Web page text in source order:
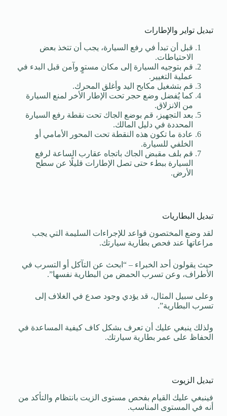
تبديل تواير والإطارات
قبل أن تبدأ في رفع السيارة، يجب أن تتخذ بعض
الاحتياطات.
قم بتوجيه السيارة إلى مكان مستوٍ وآمن قبل البدء في
عملية التغيير.
قم بتشغيل مكابح اليد وأغلق المحرك.
كما يُفضل وضع حجر تحت الإطار الأخر لمنع السيارة
من الانزلاق.
بعد التجهيز، قم بوضع الجاك تحت نقطة رفع السيارة
المحددة في دليل المالك.
عادة ما تكون هذه النقطة تحت المحور الأمامي أو
الخلفي للسيارة.
قم بلف مقبض الجاك باتجاه عقارب الساعة لرفع
السيارة ببطء حتى تصل الإطارات قليلًا عن سطح
الأرض.
تبديل البطاريات
لقد وضع المختصون قواعد للإجراءات السليمة التي يجب
مراعاتها عند فحص بطارية سيارتك.
حيث يقولون أحد الخبراء – “ابحث عن التآكل أو التسرب في
الأطراف، وعن تسرب الحمض من البطارية نفسها”.
وعلى سبيل المثال، قد يؤدي وجود صدع في الغلاف إلى
تسرب البطارية”.
ولذلك ينبغي عليك أن تعرف بشكل كاف كيفية المساعدة في
الحفاظ على عمر بطارية سيارتك.
تبديل الزيوت
فينبغي عليك القيام بفحص مستوى الزيت بانتظام والتأكد من
أنه في المستوى المناسب.